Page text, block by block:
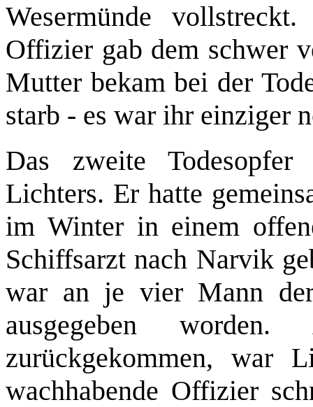
Wesermünde
Offizier gab dem schwer
Mutter bekam bei der
starb - es war ihr einziger
Das zweite
Lichters. Er hatte
im Winter in einem
Schiffsarzt nach Narvik
war an je vier Mann
ausgegeben
zurückgekommen, war
wachhabende Offizier